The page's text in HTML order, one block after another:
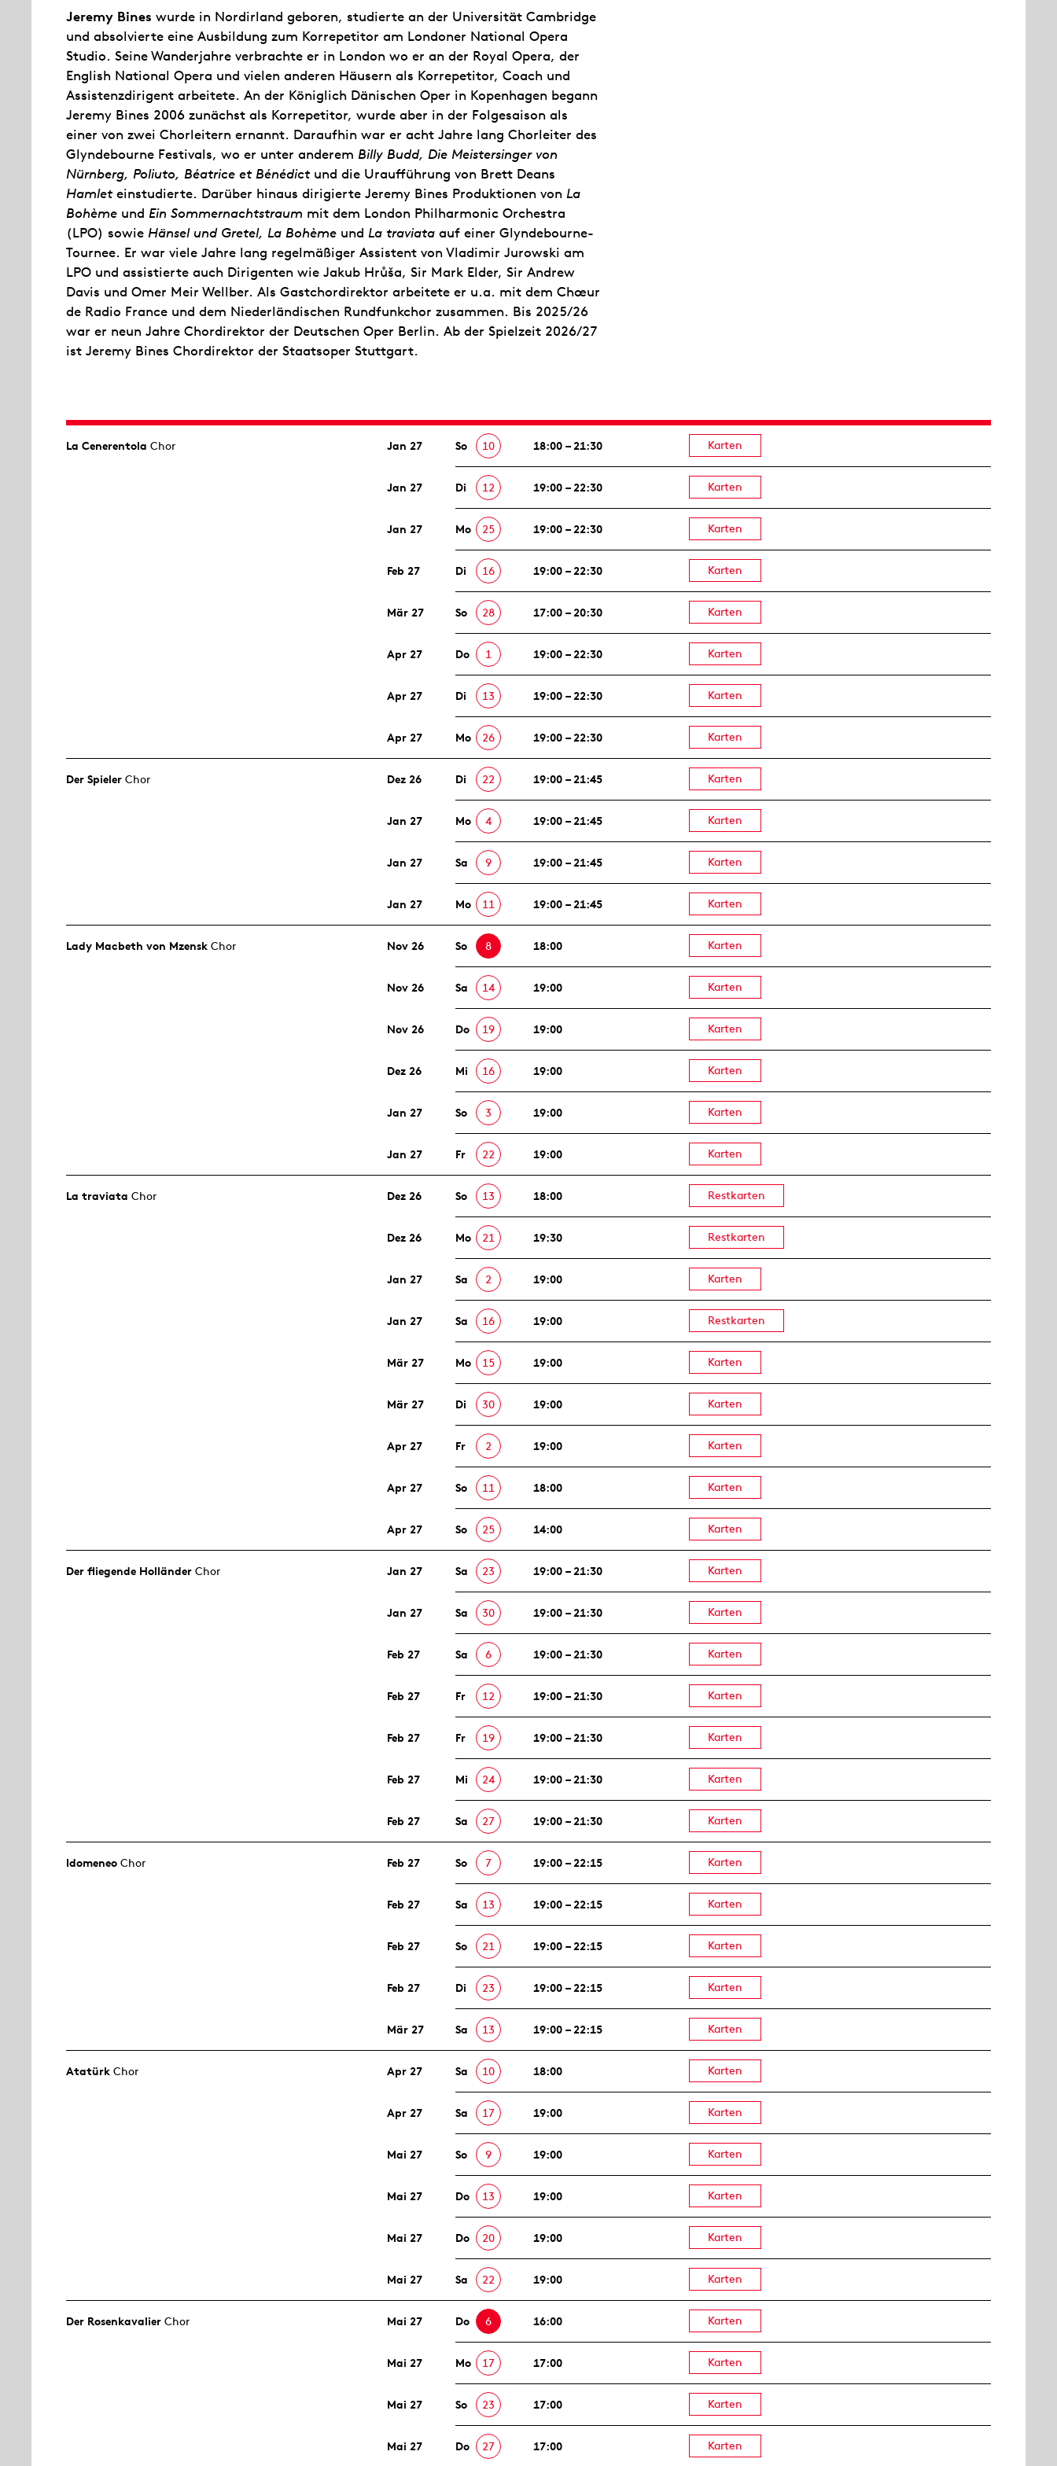
Jeremy Bines wurde in Nordirland geboren, studierte an der Universität Cambridge
und absolvierte eine Ausbildung zum Korrepetitor am Londoner National Opera
Studio. Seine Wanderjahre verbrachte er in London wo er an der Royal Opera, der
English National Opera und vielen anderen Häusern als Korrepetitor, Coach und
Assistenzdirigent arbeitete. An der Königlich Dänischen Oper in Kopenhagen begann
Jeremy Bines 2006 zunächst als Korrepetitor, wurde aber in der Folgesaison als
einer von zwei Chorleitern ernannt. Daraufhin war er acht Jahre lang Chorleiter des
Glyndebourne Festivals, wo er unter anderem Billy Budd, Die Meistersinger von
Nürnberg, Poliuto, Béatrice et Bénédictund die Uraufführung von Brett Deans
Hamleteinstudierte. Darüber hinaus dirigierte Jeremy Bines Produktionen von La
Bohème und Ein Sommernachtstraum mit dem London Philharmonic Orchestra
(LPO) sowie Hänsel und Gretel, La Bohème und La traviata auf einer Glyndebourne-
Tournee. Er war viele Jahre lang regelmäßiger Assistent von Vladimir Jurowski am
LPO und assistierte auch Dirigenten wie Jakub Hrůša, Sir Mark Elder, Sir Andrew
Davis und Omer Meir Wellber. Als Gastchordirektor arbeitete er u.a. mit dem Chœur
de Radio France und dem Niederländischen Rundfunkchor zusammen. Bis 2025/26
war er neun Jahre Chordirektor der Deutschen Oper Berlin. Ab der Spielzeit 2026/27
ist Jeremy Bines Chordirektor der Staatsoper Stuttgart.
La Cenerentola Chor Jan 27 So 10 18:00 – 21:30 Karten
Jan 27 Di 12 19:00 – 22:30 Karten
Jan 27 Mo 25 19:00 – 22:30 Karten
Feb 27 Di 16 19:00 – 22:30 Karten
Mär 27 So 28 17:00 – 20:30 Karten
Apr 27 Do 1 19:00 – 22:30 Karten
Apr 27 Di 13 19:00 – 22:30 Karten
Apr 27 Mo 26 19:00 – 22:30 Karten
Der Spieler Chor Dez 26 Di 22 19:00 – 21:45 Karten
Jan 27 Mo 4 19:00 – 21:45 Karten
Jan 27 Sa 9 19:00 – 21:45 Karten
Jan 27 Mo 11 19:00 – 21:45 Karten
Lady Macbeth von Mzensk Chor Nov 26 So 8 18:00 Karten
Nov 26 Sa 14 19:00 Karten
Nov 26 Do 19 19:00 Karten
Dez 26 Mi 16 19:00 Karten
Jan 27 So 3 19:00 Karten
Jan 27 Fr 22 19:00 Karten
La traviata Chor Dez 26 So 13 18:00 Restkarten
Dez 26 Mo 21 19:30 Restkarten
Jan 27 Sa 2 19:00 Karten
Jan 27 Sa 16 19:00 Restkarten
Mär 27 Mo 15 19:00 Karten
Mär 27 Di 30 19:00 Karten
Apr 27 Fr 2 19:00 Karten
Apr 27 So 11 18:00 Karten
Apr 27 So 25 14:00 Karten
Der fliegende Holländer Chor Jan 27 Sa 23 19:00 – 21:30 Karten
Jan 27 Sa 30 19:00 – 21:30 Karten
Feb 27 Sa 6 19:00 – 21:30 Karten
Feb 27 Fr 12 19:00 – 21:30 Karten
Feb 27 Fr 19 19:00 – 21:30 Karten
Feb 27 Mi 24 19:00 – 21:30 Karten
Feb 27 Sa 27 19:00 – 21:30 Karten
Idomeneo Chor Feb 27 So 7 19:00 – 22:15 Karten
Feb 27 Sa 13 19:00 – 22:15 Karten
Feb 27 So 21 19:00 – 22:15 Karten
Feb 27 Di 23 19:00 – 22:15 Karten
Mär 27 Sa 13 19:00 – 22:15 Karten
Atatürk Chor Apr 27 Sa 10 18:00 Karten
Apr 27 Sa 17 19:00 Karten
Mai 27 So 9 19:00 Karten
Mai 27 Do 13 19:00 Karten
Mai 27 Do 20 19:00 Karten
Mai 27 Sa 22 19:00 Karten
Der Rosen­kavalier Chor Mai 27 Do 6 16:00 Karten
Mai 27 Mo 17 17:00 Karten
Mai 27 So 23 17:00 Karten
Mai 27 Do 27 17:00 Karten